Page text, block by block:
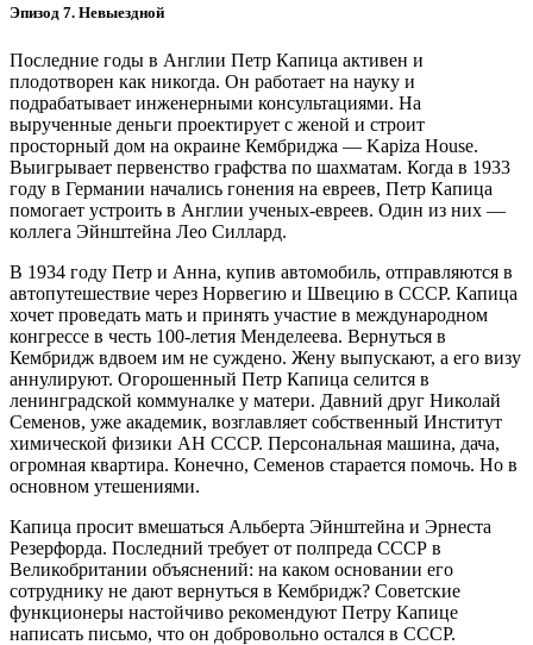
Эпизод 7. Невыездной
Последние годы в Англии Петр Капица активен и
плодотворен как никогда. Он работает на науку и
подрабатывает инженерными консультациями. На
вырученные деньги проектирует с женой и строит
просторный дом на окраине Кембриджа — ​Kapiza House.
Выигрывает первенство графства по шахматам. Когда в 1933
году в Германии начались гонения на евреев, Петр Капица
помогает устроить в Англии ученых-евреев. Один из них — ​
коллега Эйнштейна Лео Силлард.
В 1934 году Петр и Анна, купив автомобиль, отправляются в
автопутешествие через Норвегию и Швецию в СССР. Капица
хочет проведать мать и принять участие в международном
конгрессе в честь 100‑летия Менделеева. Вернуться в
Кембридж вдвоем им не суждено. Жену выпускают, а его визу
аннулируют. Огорошенный Петр Капица селится в
ленинградской коммуналке у матери. Давний друг Николай
Семенов, уже академик, возглавляет собственный Институт
химической физики АН СССР. Персональная машина, дача,
огромная квартира. Конечно, Семенов старается помочь. Но в
основном утешениями.
Капица просит вмешаться Альберта Эйнштейна и Эрнеста
Резерфорда. Последний требует от полпреда СССР в
Великобритании объяснений: на каком основании его
сотруднику не дают вернуться в Кембридж? Советские
функционеры настойчиво рекомендуют Петру Капице
написать письмо, что он добровольно остался в СССР.